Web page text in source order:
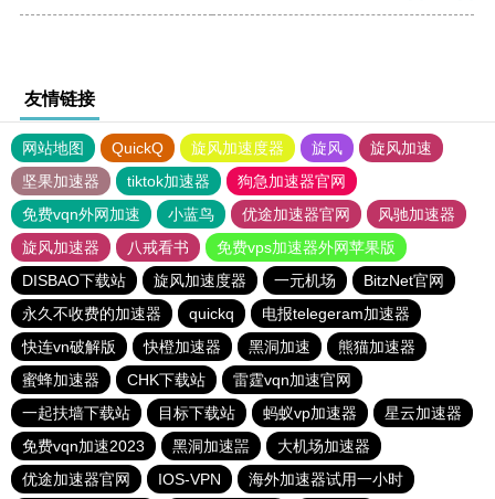
友情链接
网站地图 QuickQ 旋风加速度器 旋风
旋风加速
坚果加速器
tiktok加速器
狗急加速器官网
免费vqn外网加速
小蓝鸟 优途加速器官网
风驰加速器
旋风加速器
八戒看书
免费vps加速器外网苹果版
DISBAO下载站
旋风加速度器 一元机场
BitzNet官网
永久不收费的加速器
quickq
电报telegeram加速器
快连vn破解版
快橙加速器 黑洞加速
熊猫加速器
蜜蜂加速器
CHK下载站
雷霆vqn加速官网
一起扶墙下载站
目标下载站 蚂蚁vp加速器
星云加速器
免费vqn加速2023
黑洞加速噐
大机场加速器
优途加速器官网
IOS-VPN 海外加速器试用一小时